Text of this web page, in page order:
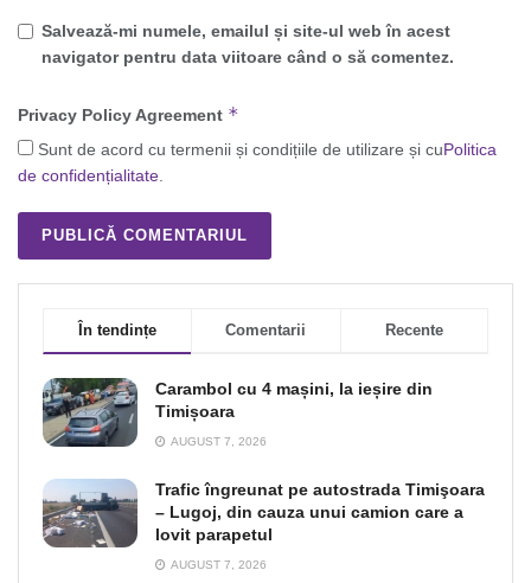
Salvează-mi numele, emailul și site-ul web în acest
navigator pentru data viitoare când o să comentez.
Privacy Policy Agreement *
Sunt de acord cu termenii și condițiile de utilizare și cuPolitica
de confidențialitate.
În tendințe Comentarii Recente
Carambol cu 4 mașini, la ieșire din
Timișoara
AUGUST 7, 2026
Trafic îngreunat pe autostrada Timişoara
– Lugoj, din cauza unui camion care a
lovit parapetul
AUGUST 7, 2026